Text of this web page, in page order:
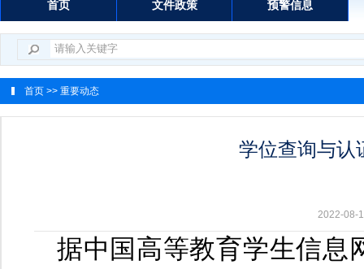
首页 文件政策 预警信息
首页 >> 重要动态
学位查询与认
2022-08-
据中国高等教育学生信息